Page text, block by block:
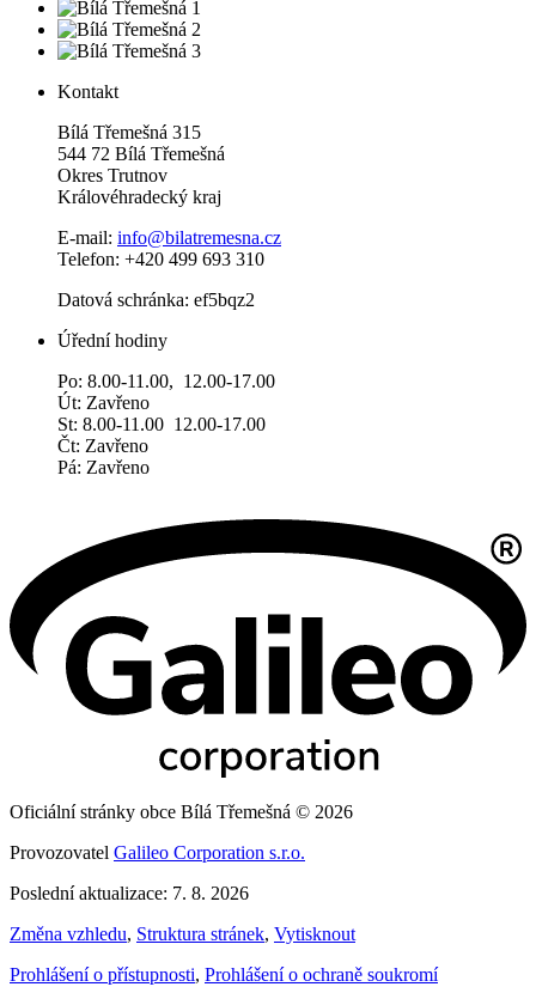
Kontakt
Bílá Třemešná 315
544 72 Bílá Třemešná
Okres Trutnov
Královéhradecký kraj
E-mail: info@bilatremesna.cz
Telefon: +420 499 693 310
Datová schránka: ef5bqz2
Úřední hodiny
Po: 8.00-11.00, 12.00-17.00
Út: Zavřeno
St: 8.00-11.00 12.00-17.00
Čt: Zavřeno
Pá: Zavřeno
Oficiální stránky obce Bílá Třemešná © 2026
Provozovatel Galileo Corporation s.r.o.
Poslední aktualizace: 7. 8. 2026
Změna vzhledu, Struktura stránek, Vytisknout
Prohlášení o přístupnosti, Prohlášení o ochraně soukromí